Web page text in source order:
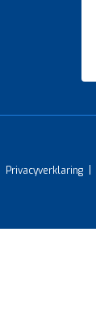
Privacyverklaring